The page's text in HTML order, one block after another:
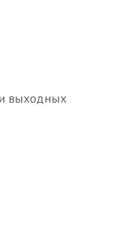
выходных